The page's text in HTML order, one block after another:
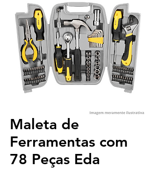
Maleta de
Ferramentas com
78 Peças Eda